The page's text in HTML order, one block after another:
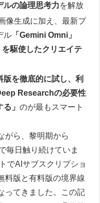
ルの論理思考力を解放
像生成に加え、最新プ
ル 「Gemini Omni」
駆使したクリエイテ
版を徹底的に試し、利
Researchの必要性
る」のが最もスマート
がら、黎明期から
毎日触り続けていま
でAIサブスクリプショ
料版と有料版の境界線
ってきました。この記